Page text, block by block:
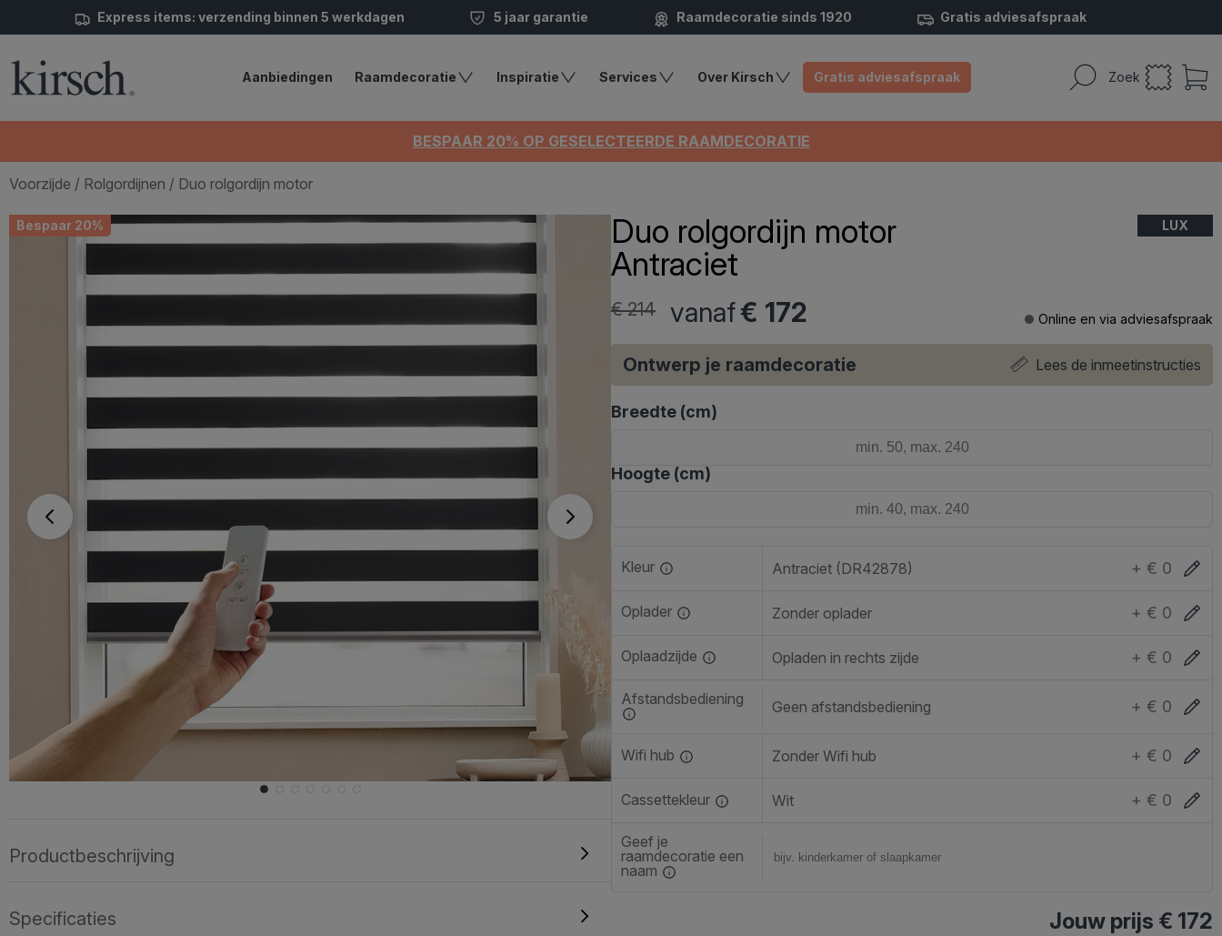
Express items: verzending binnen 5 werkdagen 5 jaar garantie Raamdecoratie sinds 1920 Gratis adviesafspraak
Zoek
Aanbiedingen Raamdecoratie Inspiratie Services Over Kirsch Gratis adviesafspraak
BESPAAR 20% OP GESELECTEERDE RAAMDECORATIE
Voorzijde / Rolgordijnen / Duo rolgordijn motor
Bespaar 20%
Productbeschrijving
Specificaties
Duo rolgordijn motor
Antraciet
LUX
vanaf€ 172
€ 214 Online en via adviesafspraak
Ontwerp je raamdecoratie Lees de inmeetinstructies
Breedte (cm)
Hoogte (cm)
Kleur Antraciet (DR42878) + € 0
Oplader Zonder oplader + € 0
Oplaadzijde Opladen in rechts zijde + € 0
Afstandsbediening Geen afstandsbediening + € 0
Wifi hub Zonder Wifi hub + € 0
Cassettekleur Wit + € 0
Geef je
raamdecoratie een
naam
Jouw prijs € 172